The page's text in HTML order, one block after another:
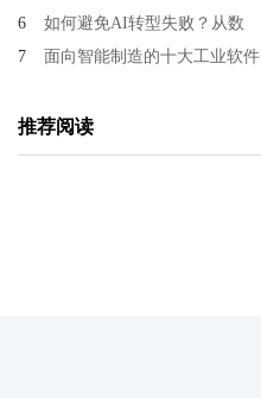
6
如何避免AI转型失败？从数
7 面向智能制造的十大工业软件
推荐阅读